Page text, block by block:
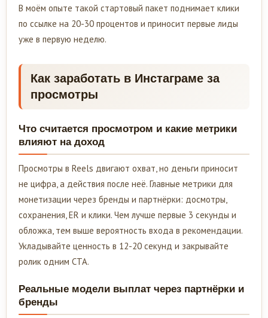
В моём опыте такой стартовый пакет поднимает клики
по ссылке на 20-30 процентов и приносит первые лиды
уже в первую неделю.
Как заработать в Инстаграме за
просмотры
Что считается просмотром и какие метрики
влияют на доход
Просмотры в Reels двигают охват, но деньги приносит
не цифра, а действия после неё. Главные метрики для
монетизации через бренды и партнёрки: досмотры,
сохранения, ER и клики. Чем лучше первые 3 секунды и
обложка, тем выше вероятность входа в рекомендации.
Укладывайте ценность в 12-20 секунд и закрывайте
ролик одним CTA.
Реальные модели выплат через партнёрки и
бренды